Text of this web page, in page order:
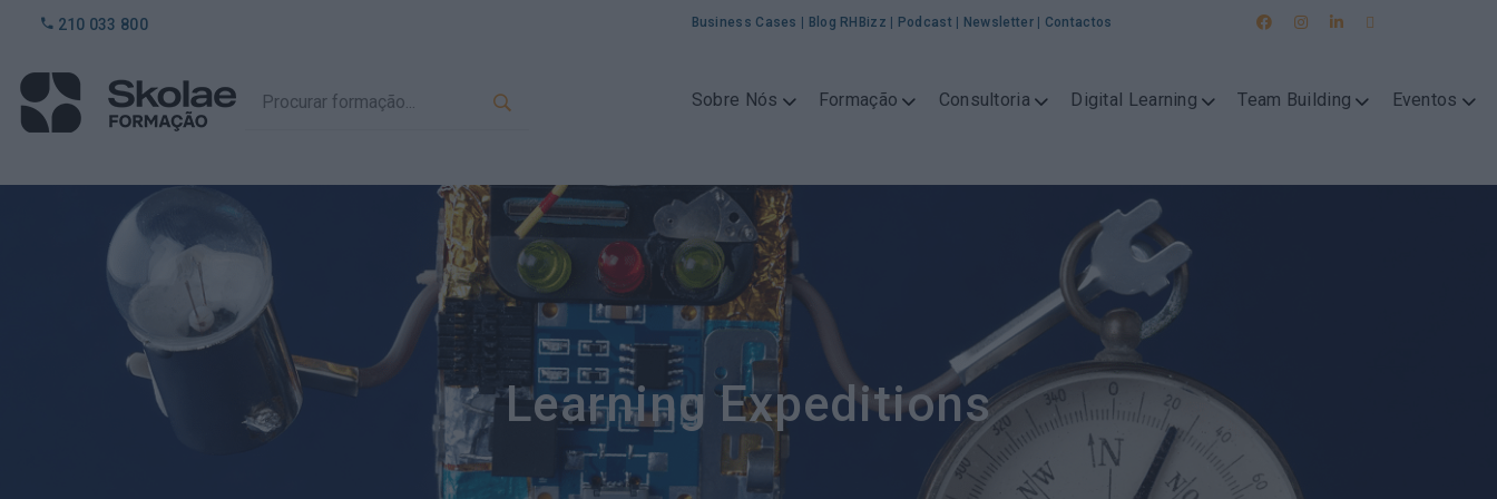
210 033 800 Business Cases Blog RHBizz Podcast Newsletter| Contactos
Sobre Nós Formação Consultoria Digital Learning Team Building Eventos
Learning Expeditions